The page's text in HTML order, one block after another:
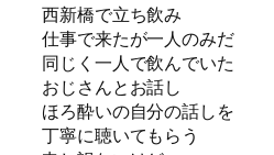
西新橋で立ち飲み
仕事で来たが一人のみだ
同じく一人で飲んでいた
おじさんとお話し
ほろ酔いの自分の話しを
丁寧に聴いてもらう